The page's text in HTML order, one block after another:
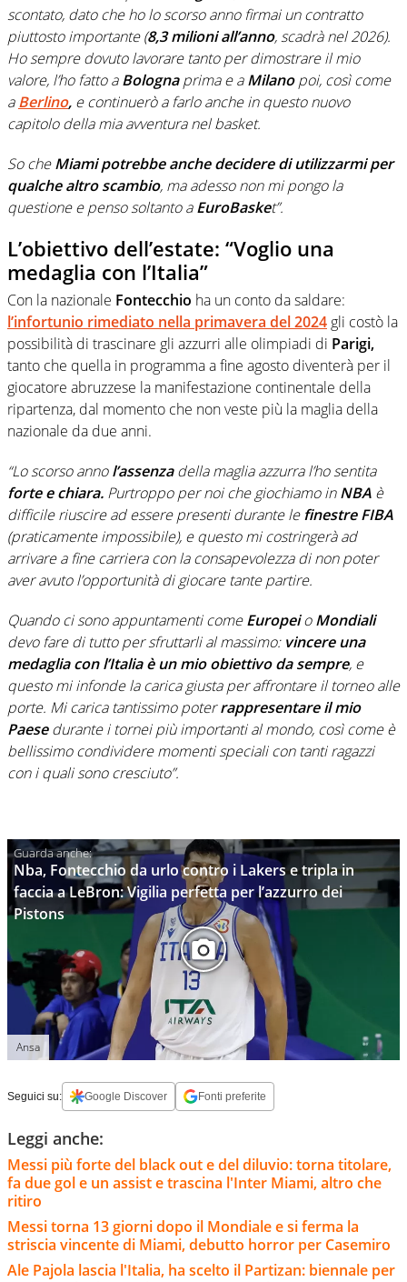
scontato, dato che ho lo scorso anno firmai un contratto
piuttosto importante (8,3 milioni all’anno, scadrà nel 2026).
Ho sempre dovuto lavorare tanto per dimostrare il mio
valore, l’ho fatto aBolognaprima e aMilanopoi, così come
aBerlino, e continuerò a farlo anche in questo nuovo
capitolo della mia avventura nel basket.
So cheMiami potrebbe anche decidere di utilizzarmi per
qualche altro scambio, ma adesso non mi pongo la
questione e penso soltanto aEuroBasket”.
L’obiettivo dell’estate: “Voglio una
medaglia con l’Italia”
Con la nazionale Fontecchio ha un conto da saldare:
l’infortunio rimediato nella primavera del 2024 gli costò la
possibilità di trascinare gli azzurri alle olimpiadi di Parigi,
tanto che quella in programma a fine agosto diventerà per il
giocatore abruzzese la manifestazione continentale della
ripartenza, dal momento che non veste più la maglia della
nazionale da due anni.
“Lo scorso annol’assenzadella maglia azzurra l’ho sentita
forte e chiara. Purtroppo per noi che giochiamo inNBA è
difficile riuscire ad essere presenti durante lefinestre FIBA
(praticamente impossibile), e questo mi costringerà ad
arrivare a fine carriera con la consapevolezza di non poter
aver avuto l’opportunità di giocare tante partire.
Quando ci sono appuntamenti comeEuropeioMondiali
devo fare di tutto per sfruttarli al massimo: vincere una
medaglia con l’Italia è un mio obiettivo da sempre, e
questo mi infonde la carica giusta per affrontare il torneo alle
porte. Mi carica tantissimo poterrappresentare il mio
Paesedurante i tornei più importanti al mondo, così come è
bellissimo condividere momenti speciali con tanti ragazzi
con i quali sono cresciuto”.
Nba, Fontecchio da urlo contro i Lakers e tripla in
faccia a LeBron: Vigilia perfetta per l’azzurro dei
Pistons
Ansa
Seguici su: Google Discover Fonti preferite
Leggi anche:
Messi più forte del black out e del diluvio: torna titolare,
fa due gol e un assist e trascina l'Inter Miami, altro che
ritiro
Messi torna 13 giorni dopo il Mondiale e si ferma la
striscia vincente di Miami, debutto horror per Casemiro
Ale Pajola lascia l'Italia, ha scelto il Partizan: biennale per